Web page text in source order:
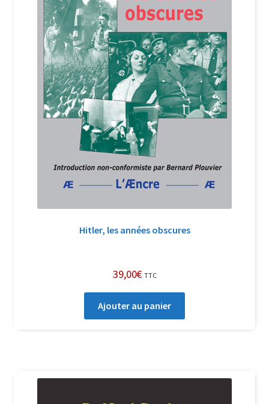
Newsletter
Nous Contacter
Panier
Politique de confidentialité et cookies
Qui sommes-nous ?
Soutien à Philippe Randa
Suivi de la Commande
Hitler, les années obscures
39,00€ TTC
Ajouter au panier